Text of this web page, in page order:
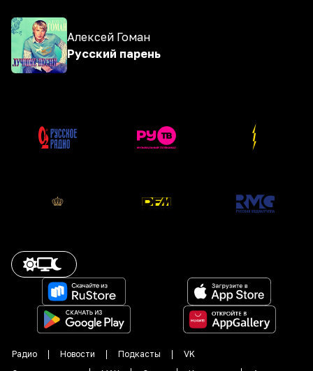
Алексей Гоман
Русский парень
Радио Новости Подкасты
VK